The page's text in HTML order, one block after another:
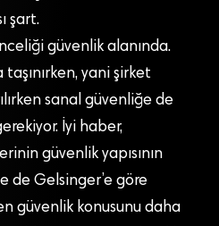
şart.
güvenlik alanında.
yani şirket
sanal güvenliğe de
İyi haber,
güvenlik yapısının
de Gelsinger’e göre
güvenlik konusunu daha